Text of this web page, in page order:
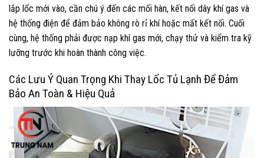
lắp lốc mới vào, cần chú ý đến các mối hàn, kết nối dây khí gas và
hệ thống điện để đảm bảo không rò rỉ khí hoặc mất kết nối. Cuối
cùng, hệ thống phải được nạp khí gas mới, chạy thử và kiểm tra kỹ
lưỡng trước khi hoàn thành công việc.
Các Lưu Ý Quan Trọng Khi Thay Lốc Tủ Lạnh Để Đảm
Bảo An Toàn & Hiệu Quả